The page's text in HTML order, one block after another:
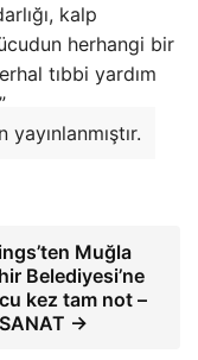
kalp
herhangi bir
tıbbi yardım
Muğla
Belediyesi’ne
kez tam not –
→